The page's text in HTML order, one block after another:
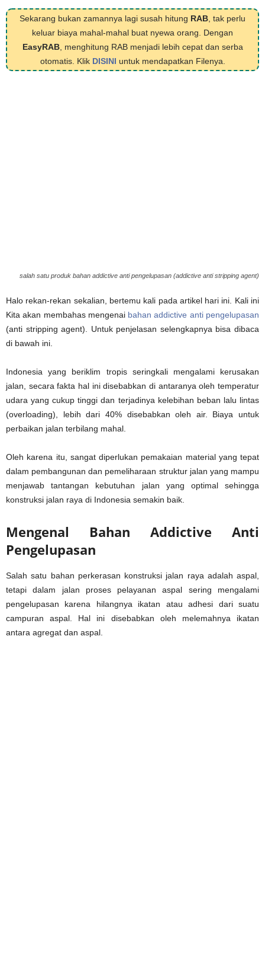
Sekarang bukan zamannya lagi susah hitung RAB , tak perlu
keluar biaya mahal-mahal buat nyewa orang. Dengan
EasyRAB, menghitung RAB menjadi lebih cepat dan serba
otomatis. Klik DISINI untuk mendapatkan Filenya.
salah satu produk bahan addictive anti pengelupasan (addictive anti stripping agent)
Halo rekan-rekan sekalian, bertemu kali pada artikel hari ini. Kali ini
Kita akan membahas mengenai bahan addictive anti pengelupasan
(anti stripping agent). Untuk penjelasan selengkapnya bisa dibaca
di bawah ini.
Indonesia yang beriklim tropis seringkali mengalami kerusakan
jalan, secara fakta hal ini disebabkan di antaranya oleh temperatur
udara yang cukup tinggi dan terjadinya kelebihan beban lalu lintas
(overloading), lebih dari 40% disebabkan oleh air. Biaya untuk
perbaikan jalan terbilang mahal.
Oleh karena itu, sangat diperlukan pemakaian material yang tepat
dalam pembangunan dan pemeliharaan struktur jalan yang mampu
menjawab tantangan kebutuhan jalan yang optimal sehingga
konstruksi jalan raya di Indonesia semakin baik.
Mengenal Bahan Addictive Anti
Pengelupasan
Salah satu bahan perkerasan konstruksi jalan raya adalah aspal,
tetapi dalam jalan proses pelayanan aspal sering mengalami
pengelupasan karena hilangnya ikatan atau adhesi dari suatu
campuran aspal. Hal ini disebabkan oleh melemahnya ikatan
antara agregat dan aspal.